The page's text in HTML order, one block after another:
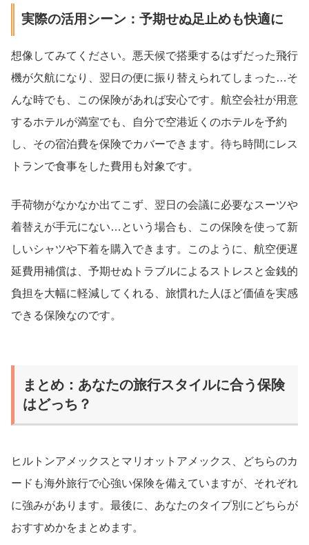
実際の活用シーン：予期せぬ足止めも快適に
想像してみてください。悪天候で搭乗するはずだった飛行
機が欠航になり、翌日の便に振り替えられてしまった…そ
んな時でも、この保険があれば安心です。航空会社が用意
するホテルが満室でも、自分で空港近くのホテルを予約
し、その宿泊費を保険でカバーできます。待ち時間にレス
トランで食事をした費用も対象です。
手荷物がなかなか出てこず、翌日の会議に必要なスーツや
着替えが手元にない…という場合も、この保険を使って新
しいシャツや下着を購入できます。このように、航空便遅
延費用補償は、予期せぬトラブルによるストレスと金銭的
負担を大幅に軽減してくれる、旅慣れた人ほど価値を実感
できる保険なのです。
まとめ：あなたの旅行スタイルに合う保険
はどっち？
ヒルトンアメックスとマリオットアメックス、どちらのカ
ードも海外旅行で心強い保険を備えていますが、それぞれ
に強みがあります。最後に、あなたのタイプ別にどちらが
おすすめかをまとめます。